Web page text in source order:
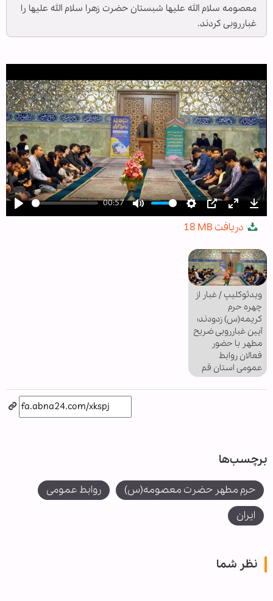
معصومه سلام الله علیها شبستان حضرت زهرا سلام الله علیها را
غبارروبی کردند.
Play
00:57
Mute Settings
PIP Enter
دریافت 18 MB
ویدئوکلیپ / غبار از
چهره حرم
کریمه(س) زدودند؛
آیین غبارروبی ضریح
مطهر با حضور
فعالان روابط
عمومی استان قم
برچسب‌ها
حرم مطهر حضرت معصومه(س)
روابط عمومی
ایران
نظر شما